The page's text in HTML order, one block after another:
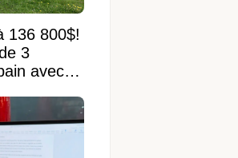
136 800$!
3
avec